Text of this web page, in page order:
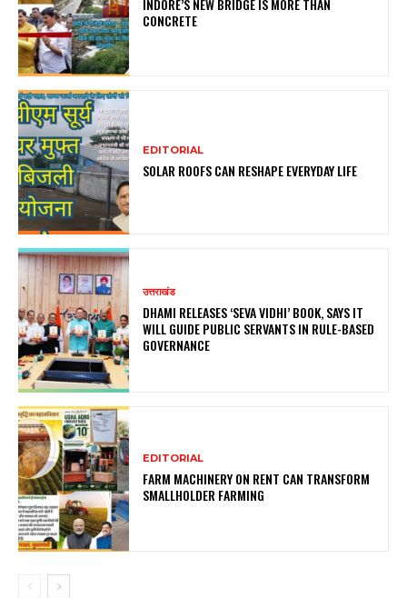
INDORE’S NEW BRIDGE IS MORE THAN
CONCRETE
EDITORIAL
SOLAR ROOFS CAN RESHAPE EVERYDAY LIFE
उत्तराखंड
DHAMI RELEASES ‘SEVA VIDHI’ BOOK, SAYS IT
WILL GUIDE PUBLIC SERVANTS IN RULE-BASED
GOVERNANCE
EDITORIAL
FARM MACHINERY ON RENT CAN TRANSFORM
SMALLHOLDER FARMING